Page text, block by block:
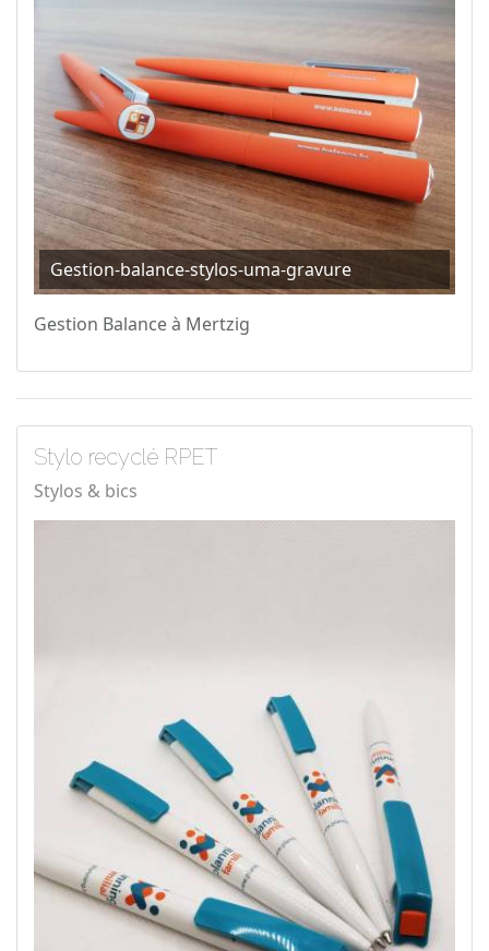
Gestion-balance-stylos-uma-gravure
Gestion Balance à Mertzig
Stylo recyclé RPET
Stylos & bics